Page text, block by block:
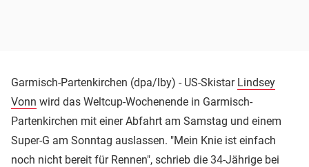
Garmisch-Partenkirchen (dpa/lby) - US-Skistar Lindsey
Vonn wird das Weltcup-Wochenende in Garmisch-
Partenkirchen mit einer Abfahrt am Samstag und einem
Super-G am Sonntag auslassen. "Mein Knie ist einfach
noch nicht bereit für Rennen", schrieb die 34-Jährige bei